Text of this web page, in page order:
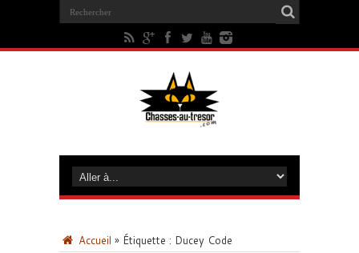
Accueil » Étiquette : Ducey Code